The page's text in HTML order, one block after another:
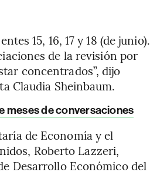
15, 16, 17 y 18 (de junio).
de la revisión por
concentrados”, dijo
Claudia Sheinbaum.
meses de conversaciones
de Economía y el
Roberto Lazzeri,
Desarrollo Económico del